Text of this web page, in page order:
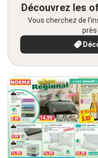
Découvrez les
Vous cherchez de
près